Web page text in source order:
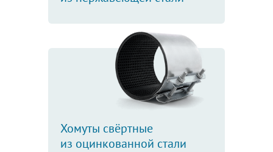
Хомуты свёртные
из оцинкованной стали